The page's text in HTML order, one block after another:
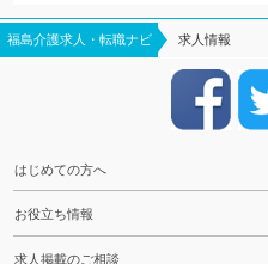
福島介護求人・転職ナビ 求人情報
はじめての方へ
お役立ち情報
求人掲載のご相談